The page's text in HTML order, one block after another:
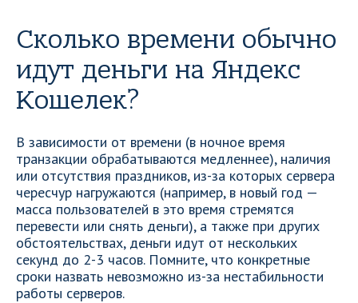
Сколько времени обычно
идут деньги на Яндекс
Кошелек?
В зависимости от времени (в ночное время
транзакции обрабатываются медленнее), наличия
или отсутствия праздников, из-за которых сервера
чересчур нагружаются (например, в новый год —
масса пользователей в это время стремятся
перевести или снять деньги), а также при других
обстоятельствах, деньги идут от нескольких
секунд до 2-3 часов. Помните, что конкретные
сроки назвать невозможно из-за нестабильности
работы серверов.